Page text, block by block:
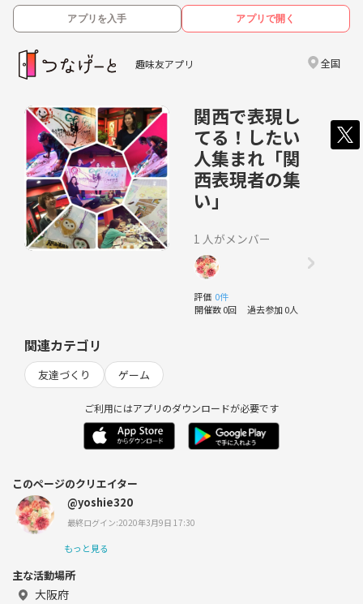
アプリを入手 アプリで開く
趣味友アプリ 全国
関西で表現し
てる！したい
人集まれ「関
西表現者の集
い」
1 人がメンバー
評価 0件
開催数 0回 過去参加 0人
関連カテゴリ
友達づくり ゲーム
ご利用にはアプリのダウンロードが必要です
このページのクリエイター
@yoshie320
最終ログイン:2020年3月9日 17:30
もっと見る
主な活動場所
大阪府